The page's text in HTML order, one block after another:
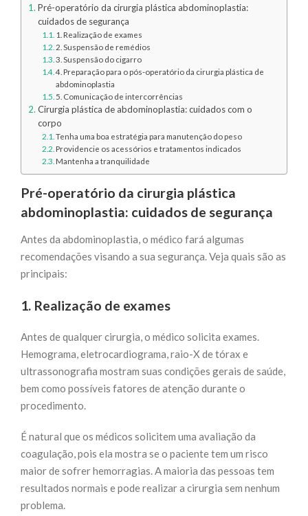
Pré-operatório da cirurgia plástica abdominoplastia:
cuidados de segurança
1. Realização de exames
2. Suspensão de remédios
3. Suspensão do cigarro
4. Preparação para o pós-operatório da cirurgia plástica de
abdominoplastia
5. Comunicação de intercorrências
Cirurgia plástica de abdominoplastia: cuidados com o
corpo
Tenha uma boa estratégia para manutenção do peso
Providencie os acessórios e tratamentos indicados
Mantenha a tranquilidade
Pré-operatório da cirurgia plástica
abdominoplastia: cuidados de segurança
Antes da abdominoplastia, o médico fará algumas
recomendações visando a sua segurança. Veja quais são as
principais:
1. Realização de exames
Antes de qualquer cirurgia, o médico solicita exames.
Hemograma, eletrocardiograma, raio-X de tórax e
ultrassonografia mostram suas condições gerais de saúde,
bem como possíveis fatores de atenção durante o
procedimento.
É natural que os médicos solicitem uma avaliação da
coagulação, pois ela mostra se o paciente tem um risco
maior de sofrer hemorragias. A maioria das pessoas tem
resultados normais e pode realizar a cirurgia sem nenhum
problema.